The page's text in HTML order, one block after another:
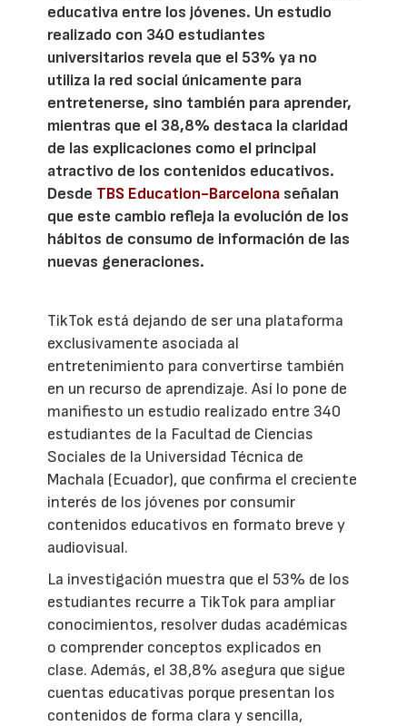
educativa entre los jóvenes. Un estudio
realizado con 340 estudiantes
universitarios revela que el 53% ya no
utiliza la red social únicamente para
entretenerse, sino también para aprender,
mientras que el 38,8% destaca la claridad
de las explicaciones como el principal
atractivo de los contenidos educativos.
Desde TBS Education-Barcelona señalan
que este cambio refleja la evolución de los
hábitos de consumo de información de las
nuevas generaciones.
TikTok está dejando de ser una plataforma
exclusivamente asociada al
entretenimiento para convertirse también
en un recurso de aprendizaje. Así lo pone de
manifiesto un estudio realizado entre 340
estudiantes de la Facultad de Ciencias
Sociales de la Universidad Técnica de
Machala (Ecuador), que confirma el creciente
interés de los jóvenes por consumir
contenidos educativos en formato breve y
audiovisual.
La investigación muestra que el 53% de los
estudiantes recurre a TikTok para ampliar
conocimientos, resolver dudas académicas
o comprender conceptos explicados en
clase. Además, el 38,8% asegura que sigue
cuentas educativas porque presentan los
contenidos de forma clara y sencilla,